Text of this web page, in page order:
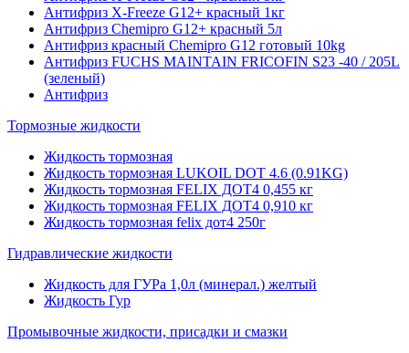
Антифриз X-Freeze G12+ красный 1кг
Антифриз Chemipro G12+ красный 5л
Антифриз красный Chemipro G12 готовый 10kg
Антифриз FUCHS MAINTAIN FRICOFIN S23 -40 / 205L
(зеленый)
Антифриз
Тормозные жидкости
Жидкость тормозная
Жидкость тормозная LUKOIL DOT 4.6 (0.91KG)
Жидкость тормозная FELIX ДОТ4 0,455 кг
Жидкость тормозная FELIX ДОТ4 0,910 кг
Жидкость тормозная felix дот4 250г
Гидравлические жидкости
Жидкость для ГУРа 1,0л (минерал.) желтый
Жидкость Гур
Промывочные жидкости, присадки и смазки